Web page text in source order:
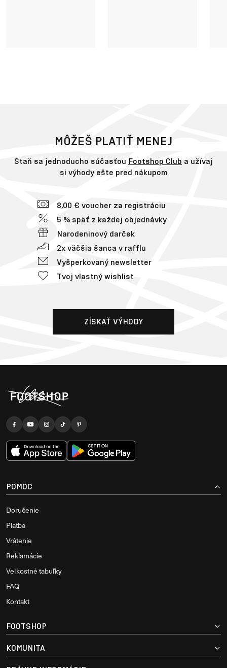
MÔŽEŠ PLATIŤ MENEJ
Staň sa jednoducho súčasťou Footshop Club a užívaj
si výhody ešte pred nákupom
8,00 € voucher za registráciu
5 % späť z každej objednávky
Narodeninový darček
2x väčšia šanca v rafflu
Vyšperkovaný newsletter
Tvoj vlastný wishlist
ZÍSKAŤ VÝHODY
POMOC
Doručenie
Platba
Vrátenie
Reklamácie
Veľkostné tabuľky
FAQ
Kontakt
FOOTSHOP
KOMUNITA